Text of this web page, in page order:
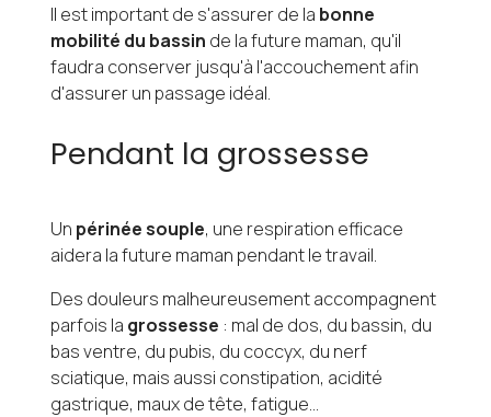
Il est important de s'assurer de la bonne
mobilité du bassin de la future maman, qu'il
faudra conserver jusqu'à l'accouchement afin
d'assurer un passage idéal.
Pendant la grossesse
Un périnée souple, une respiration efficace
aidera la future maman pendant le travail.
Des douleurs malheureusement accompagnent
parfois la grossesse : mal de dos, du bassin, du
bas ventre, du pubis, du coccyx, du nerf
sciatique, mais aussi constipation, acidité
gastrique, maux de tête, fatigue...